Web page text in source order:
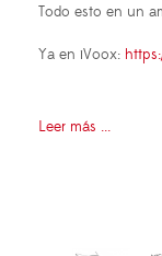
Todo esto en un
Ya en iVoox:
Leer más ...